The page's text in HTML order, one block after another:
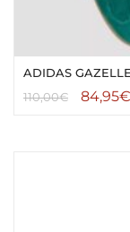
ADIDAS
110,00€ 84,95€